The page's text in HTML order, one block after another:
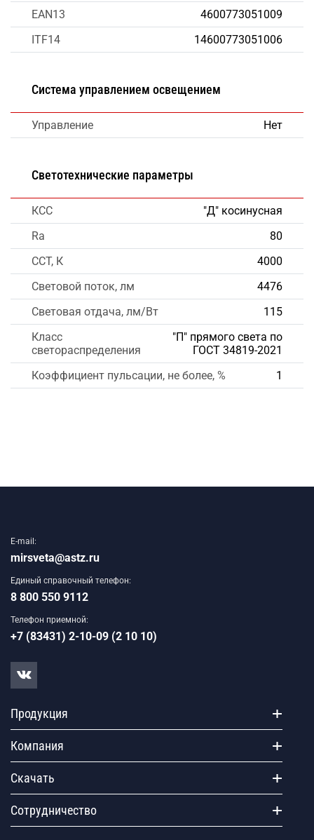
EAN13
4600773051009
ITF14
14600773051006
Система управлением освещением
Управление Нет
Светотехнические параметры
КСС
"Д" косинусная
Ra
80
CCT, К
4000
Световой поток, лм
4476
Световая отдача, лм/Вт
115
Класс
светораспределения
"П" прямого света по
ГОСТ 34819-2021
Коэффициент пульсации, не более, %
1
E-mail:
mirsveta@astz.ru
Единый справочный телефон:
8 800 550 9112
Телефон приемной:
+7 (83431) 2-10-09 (2 10 10)
Продукция
Компания
Скачать
Сотрудничество